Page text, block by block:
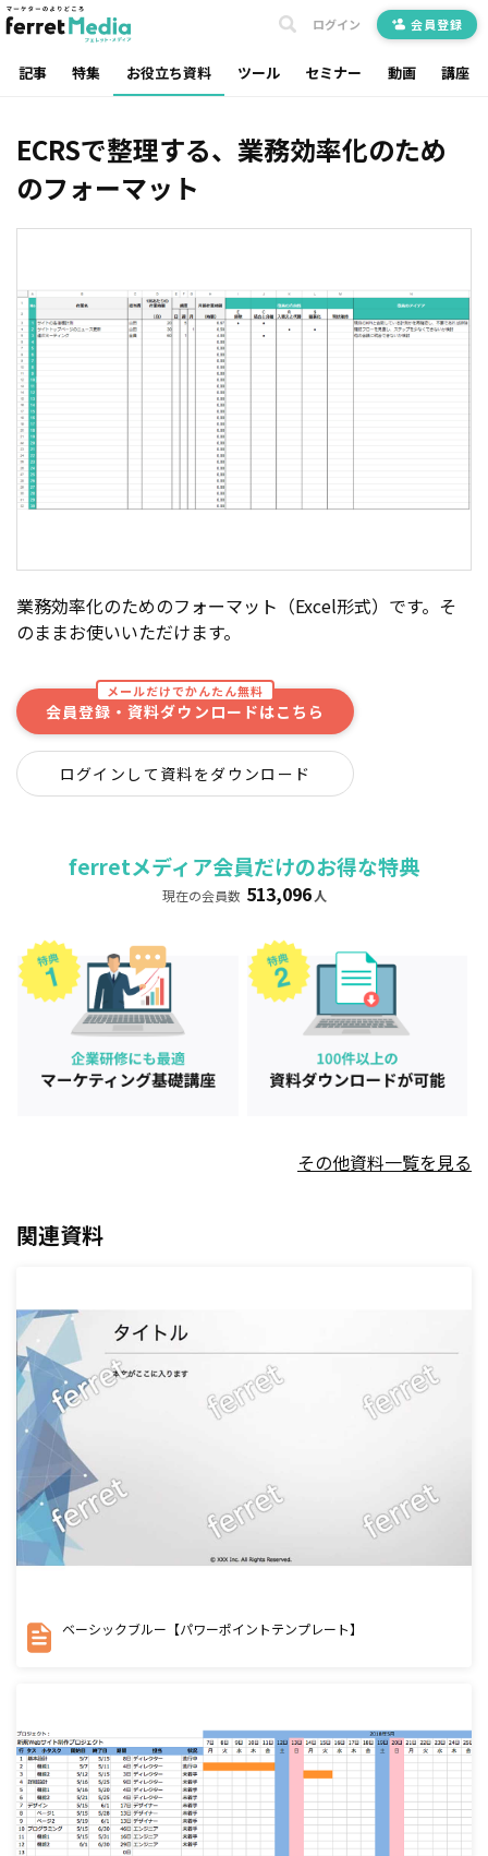
記事 特集 お役立ち資料 ツール セミナー 動画 講座
ログイン 会員登録
ECRSで整理する、業務効率化のため
のフォーマット
業務効率化のためのフォーマット（Excel形式）です。そ
のままお使いいただけます。
メールだけでかんたん無料
会員登録・資料ダウンロードはこちら
ログインして資料をダウンロード
ferretメディア会員だけのお得な特典
現在の会員数 513,096 人
その他資料一覧を見る
関連資料
ベーシックブルー【パワーポイントテンプレート】